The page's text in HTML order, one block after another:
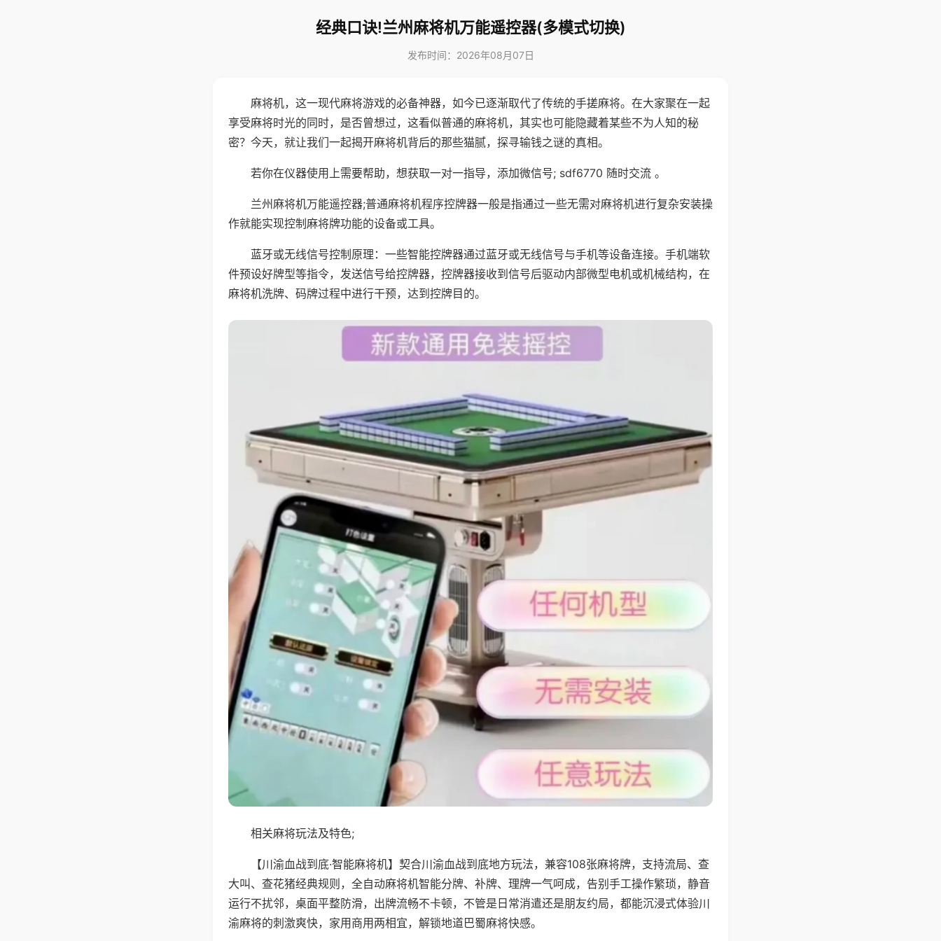
经典口诀!兰州麻将机万能遥控器(多模式切换)
发布时间：2026年08月07日
麻将机，这一现代麻将游戏的必备神器，如今已逐渐取代了传统的手搓麻将。在大家聚在一起
享受麻将时光的同时，是否曾想过，这看似普通的麻将机，其实也可能隐藏着某些不为人知的秘
密？今天，就让我们一起揭开麻将机背后的那些猫腻，探寻输钱之谜的真相。
若你在仪器使用上需要帮助，想获取一对一指导，添加微信号; sdf6770 随时交流 。
兰州麻将机万能遥控器;普通麻将机程序控牌器一般是指通过一些无需对麻将机进行复杂安装操
作就能实现控制麻将牌功能的设备或工具。
蓝牙或无线信号控制原理：一些智能控牌器通过蓝牙或无线信号与手机等设备连接。手机端软
件预设好牌型等指令，发送信号给控牌器，控牌器接收到信号后驱动内部微型电机或机械结构，在
麻将机洗牌、码牌过程中进行干预，达到控牌目的。
相关麻将玩法及特色;
【川渝血战到底·智能麻将机】契合川渝血战到底地方玩法，兼容108张麻将牌，支持流局、查
大叫、查花猪经典规则，全自动麻将机智能分牌、补牌、理牌一气呵成，告别手工操作繁琐，静音
运行不扰邻，桌面平整防滑，出牌流畅不卡顿，不管是日常消遣还是朋友约局，都能沉浸式体验川
渝麻将的刺激爽快，家用商用两相宜，解锁地道巴蜀麻将快感。